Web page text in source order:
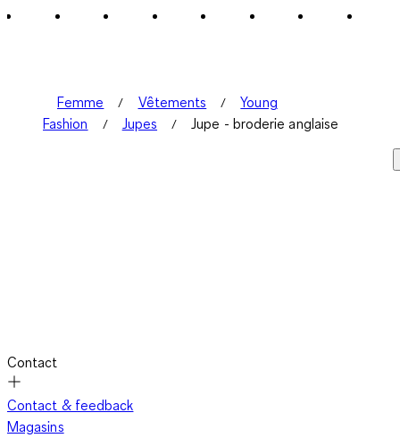
Femme Vêtements
Young
Fashion
Jupes Jupe - broderie anglaise
Contact
Contact & feedback
Magasins